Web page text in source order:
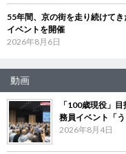
55年間、京の街を走り続けて
イベントを開催
2026年8月6日
動画
「100歳現役」
務員イベント「
2026年8月4日